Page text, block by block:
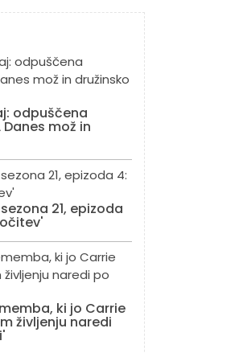
odpuščena
mož in
21, epizoda
ki jo Carrie
življenju naredi